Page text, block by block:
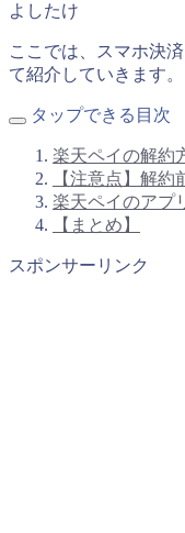
よしたけ
ここでは、スマホ決済
て紹介していきます。
タップできる目次
楽天ペイの解約
【注意点】解
楽天ペイのアプ
【まとめ】
スポンサーリンク